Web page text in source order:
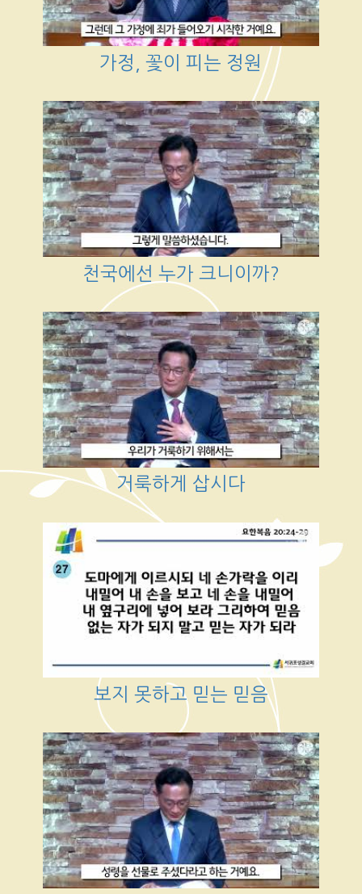
가정, 꽃이 피는 정원
천국에선 누가 크니이까?
거룩하게 삽시다
보지 못하고 믿는 믿음